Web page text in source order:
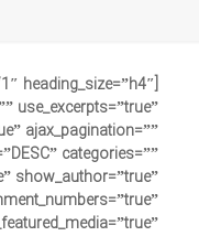
heading_size=”h4″
use_excerpts=”true”
ajax_pagination=””
categories=””
show_author=”true”